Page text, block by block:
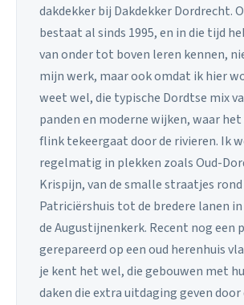
dakdekker bij Dakdekker Dordrecht.
bestaat al sinds 1995, en in die tijd
van onder tot boven leren kennen,
mijn werk, maar ook omdat ik hier
weet wel, die typische Dordtse mix
panden en moderne wijken, waar
flink tekeergaat door de rivieren. Ik
regelmatig in plekken zoals Oud-
Krispijn, van de smalle straatjes
Patriciërshuis tot de bredere lanen
de Augustijnenkerk. Recent nog een
gerepareerd op een oud herenhuis
je kent het wel, die gebouwen met
daken die extra uitdaging geven door